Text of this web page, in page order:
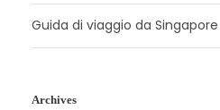
Guida di viaggio da
Archives